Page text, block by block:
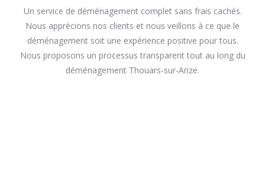
Un service de déménagement complet sans frais cachés.
Nous apprécions nos clients et nous veillons à ce que le
déménagement soit une expérience positive pour tous.
Nous proposons un processus transparent tout au long du
déménagement Thouars-sur-Arize.